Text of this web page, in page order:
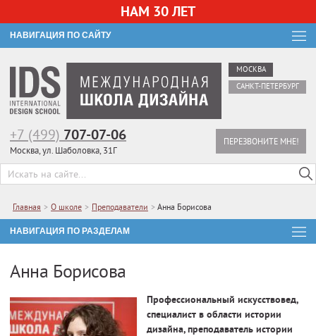
НАМ 30 ЛЕТ
НАВИГАЦИЯ ПО САЙТУ
МОСКВА
САНКТ-ПЕТЕРБУРГ
ПЕРЕЗВОНИТЕ МНЕ!
+7 (499) 707-07-06
Москва, ул. Шаболовка, 31Г
Главная > О школе > Преподаватели > Анна Борисова
Анна Борисова
Профессиональный искусствовед,
специалист в области истории
дизайна, преподаватель истории
НАВИГАЦИЯ ПО РАЗДЕЛАМ